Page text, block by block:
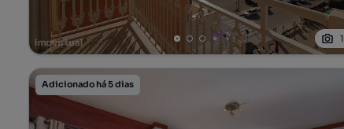
1
Adicionado há 5 dias